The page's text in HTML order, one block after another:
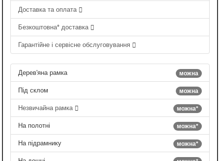
Доставка та оплата
Безкоштовна* доставка
Гарантійне і сервісне обслуговування
можна
Дерев'яна рамка
можна
Під склом
можна*
Незвичайна рамка
можна*
На полотні
можна*
На підрамнику